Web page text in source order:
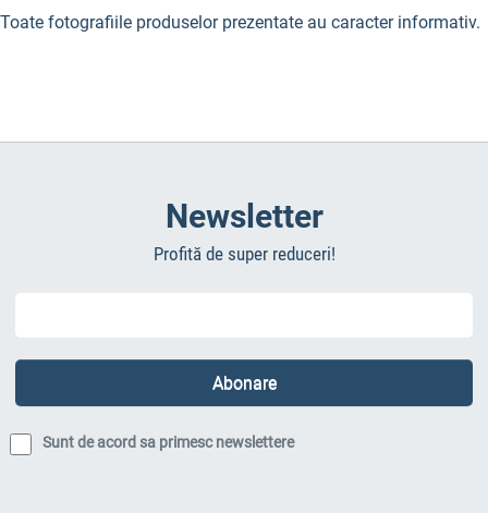
Toate fotografiile produselor prezentate au caracter informativ.
Newsletter
Profită de super reduceri!
Sunt de acord sa primesc newslettere